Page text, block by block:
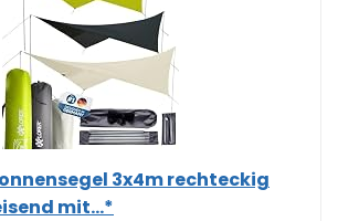
3x4m rechteckig
mit...*